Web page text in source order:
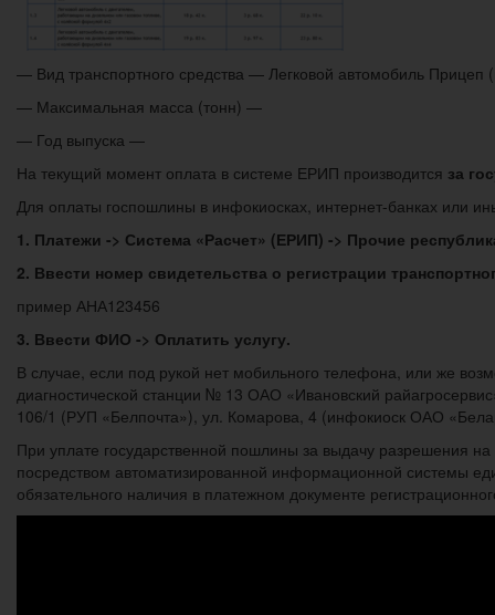
— Вид транспортного средства — Легковой автомобиль
— Максимальная масса (тонн) —
— Год выпуска —
На текущий момент оплата в системе ЕРИП производится за
Для оплаты госпошлины в инфокиосках, интернет-банках или
1. Платежи -> Система «Расчет» (ЕРИП) -> Прочие
2. Ввести номер свидетельства о регистрации
пример АНА123456
3. Ввести ФИО -> Оплатить услугу.
В случае, если под рукой нет мобильного телефона, или же
диагностической станции № 13 ОАО «Ивановский
106/1 (РУП «Белпочта»), ул. Комарова, 4 (инфокиоск ОАО
При уплате государственной пошлины за выдачу разрешения
посредством автоматизированной информационной системы
обязательного наличия в платежном документе